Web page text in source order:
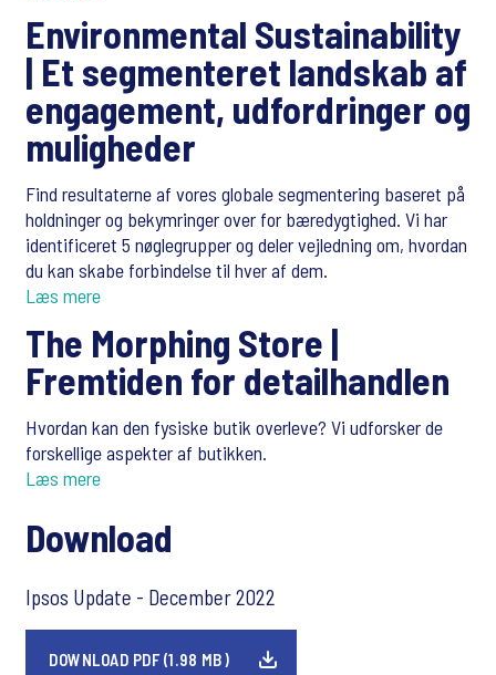
Environmental Sustainability
| Et segmenteret landskab af
engagement, udfordringer og
muligheder
Find resultaterne af vores globale segmentering baseret på
holdninger og bekymringer over for bæredygtighed. Vi har
identificeret 5 nøglegrupper og deler vejledning om, hvordan
du kan skabe forbindelse til hver af dem.
Læs mere
The Morphing Store |
Fremtiden for detailhandlen
Hvordan kan den fysiske butik overleve? Vi udforsker de
forskellige aspekter af butikken.
Læs mere
Download
Ipsos Update - December 2022
DOWNLOAD PDF (1.98 MB)